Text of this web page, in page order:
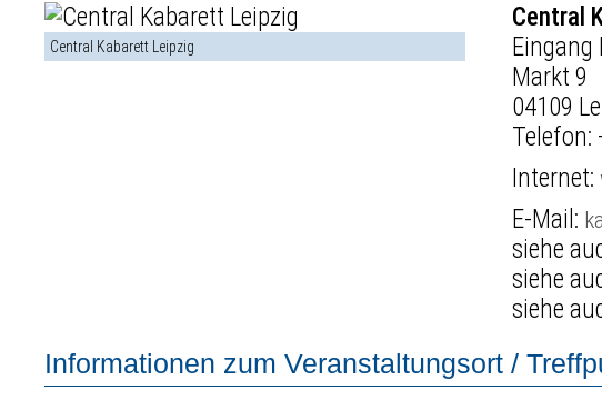
Central Kabarett Leipzig
Central
Eingang
Markt 9
04109
Telefon:
Internet:
E-Mail:
siehe
siehe
siehe
Informationen zum Veranstaltungsort /